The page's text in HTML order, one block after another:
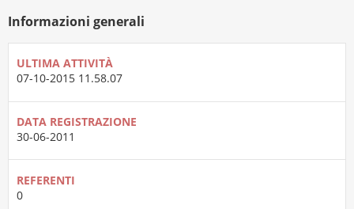
Informazioni generali
ULTIMA ATTIVITÀ
07-10-2015 11.58.07
DATA REGISTRAZIONE
30-06-2011
REFERENTI
0